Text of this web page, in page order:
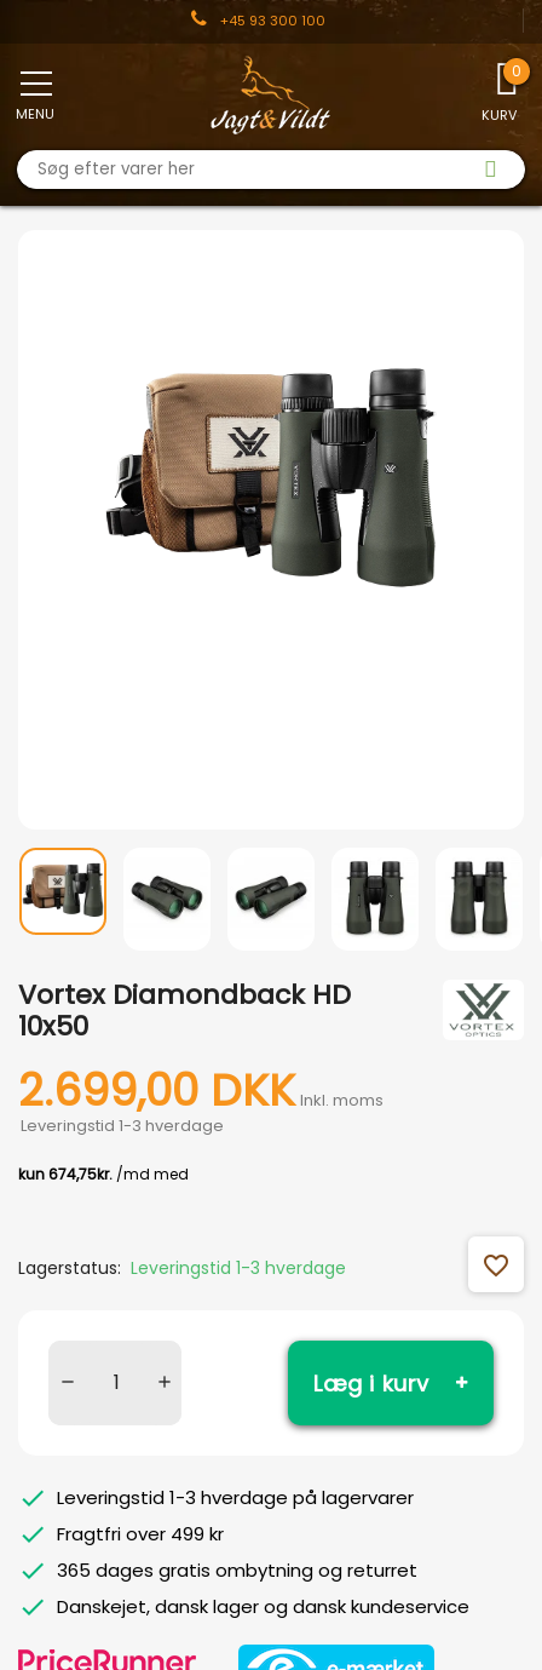
+45 93 300 100
KURV
MENU
Vortex Diamondback HD
10x50
2.699,00 DKK Inkl. moms
Leveringstid 1-3 hverdage
Lagerstatus: Leveringstid 1-3 hverdage favorite_outline
Læg i kurv
Leveringstid 1-3 hverdage på lagervarer
Fragtfri over 499 kr
365 dages gratis ombytning og returret
Danskejet, dansk lager og dansk kundeservice